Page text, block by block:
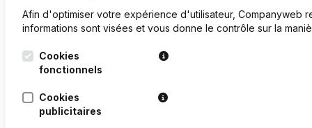
Afin d'optimiser votre expérience d'utilisateur, Companyweb
informations sont visées et vous donne le contrôle sur la
Cookies
fonctionnels
Cookies
publicitaires